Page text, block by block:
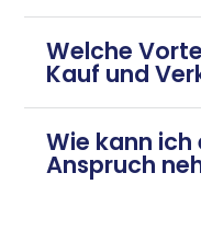
Welche
Kauf und
Wie kann ich
Anspruch